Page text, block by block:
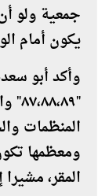
جمعية ولو
يكون أمام الوزير ٥٠
وأكد أبو
ومعظمها
المقر،